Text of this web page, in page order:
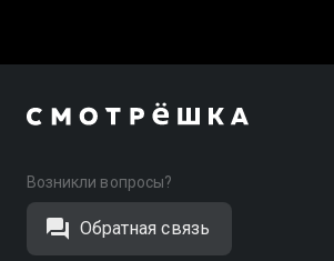
Возникли вопросы?
Обратная связь